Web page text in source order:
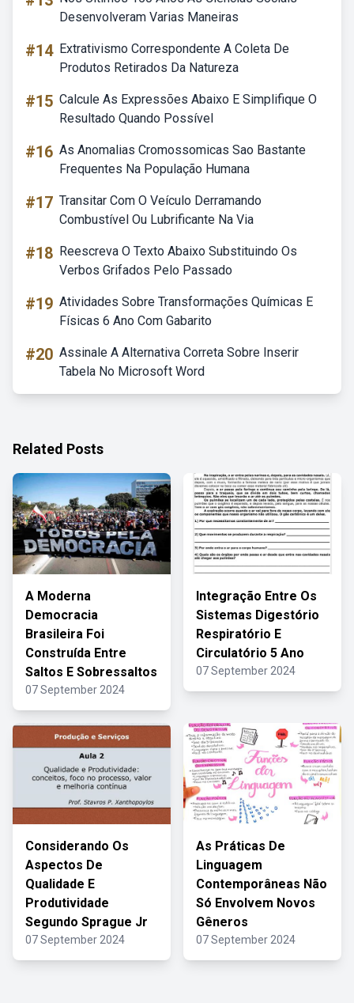
Desenvolveram Varias Maneiras
#14 Extrativismo Correspondente A Coleta De
Produtos Retirados Da Natureza
#15 Calcule As Expressões Abaixo E Simplifique O
Resultado Quando Possível
#16 As Anomalias Cromossomicas Sao Bastante
Frequentes Na População Humana
#17 Transitar Com O Veículo Derramando
Combustível Ou Lubrificante Na Via
#18 Reescreva O Texto Abaixo Substituindo Os
Verbos Grifados Pelo Passado
#19 Atividades Sobre Transformações Químicas E
Físicas 6 Ano Com Gabarito
#20 Assinale A Alternativa Correta Sobre Inserir
Tabela No Microsoft Word
Related Posts
A Moderna
Democracia
Brasileira Foi
Construída Entre
Saltos E Sobressaltos
07 September 2024
Integração Entre Os
Sistemas Digestório
Respiratório E
Circulatório 5 Ano
07 September 2024
Considerando Os
Aspectos De
Qualidade E
Produtividade
Segundo Sprague Jr
07 September 2024
As Práticas De
Linguagem
Contemporâneas Não
Só Envolvem Novos
Gêneros
07 September 2024